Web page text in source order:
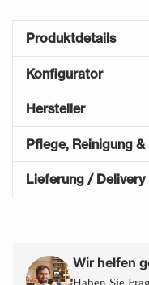
Produktdetails
Konfigurator
Hersteller
Pflege, Reinigung
Lieferung / Delivery
Warenkorb
Wir helfen
Haben Sie